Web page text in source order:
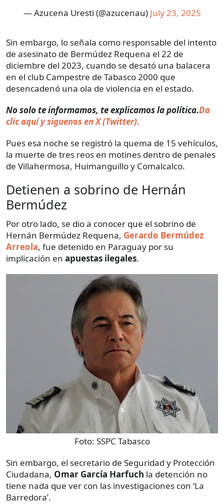
— Azucena Uresti (@azucenau) July 23, 2025
Sin embargo, lo señala como responsable del intento
de asesinato de Bermúdez Requena el 22 de
diciembre del 2023, cuando se desató una balacera
en el club Campestre de Tabasco 2000 que
desencadenó una ola de violencia en el estado.
No solo te informamos, te explicamos la política.Da
clic aquí y siguenos en X (Twitter).
Pues esa noche se registró la quema de 15 vehículos,
la muerte de tres reos en motines dentro de penales
de Villahermosa, Huimanguillo y Comalcalco.
Detienen a sobrino de Hernán
Bermúdez
Por otro lado, se dio a conocer que el sobrino de
Hernán Bermúdez Requena, Gerardo Bermúdez
Arreola, fue detenido en Paraguay por su
implicación en apuestas ilegales.
Foto: SSPC Tabasco
Sin embargo, el secretario de Seguridad y Protección
Ciudadana, Omar García Harfuch la detención no
tiene nada que ver con las investigaciones con ‘La
Barredora’.